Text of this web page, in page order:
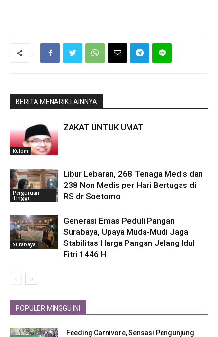
BERITA MENARIK LAINNYA
Kolom
ZAKAT UNTUK UMAT
Perguruan
Tinggi
Libur Lebaran, 268 Tenaga Medis dan
238 Non Medis per Hari Bertugas di
RS dr Soetomo
Surabaya
Generasi Emas Peduli Pangan
Surabaya, Upaya Muda-Mudi Jaga
Stabilitas Harga Pangan Jelang Idul
Fitri 1446 H
POPULER MINGGU INI
Feeding Carnivore, Sensasi Pengunjung